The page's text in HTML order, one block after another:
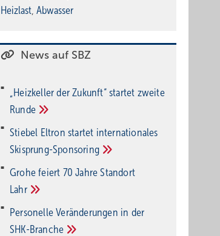
Heizlast, Abwasser
News auf SBZ
„Heizkeller der Zu­kunft“ star­tet zwei­te
Run­de
Stiebel Eltron startet internatio­nales
Ski­sprung-Spon­soring
Grohe feiert 70 Jahre Standort
Lahr
Personelle Veränderungen in der
SHK-Branche